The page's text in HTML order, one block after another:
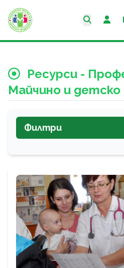
Ресурси -
Майчино и детско
Филтри